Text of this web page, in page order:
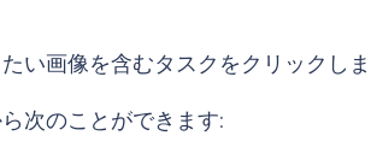
い画像を含むタスクをクリックし
次のことができます: